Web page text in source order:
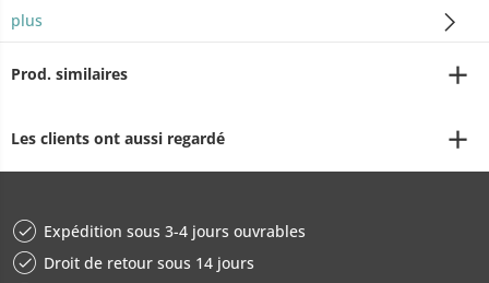
plus
Prod. similaires
Les clients ont aussi regardé
Expédition sous 3-4 jours ouvrables
Droit de retour sous 14 jours